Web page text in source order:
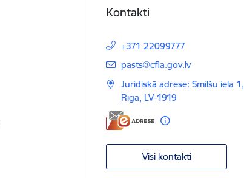
Kontakti
+371 22099777
E-pasts:
pasts@cfla.gov.lv
Juridiskā adrese: Smilšu iela 1,
Rīga, LV-1919
Visi kontakti